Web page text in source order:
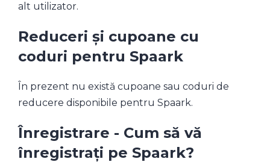
alt utilizator.
Reduceri și cupoane cu
coduri pentru Spaark
În prezent nu există cupoane sau coduri de
reducere disponibile pentru Spaark.
Înregistrare - Cum să vă
înregistrați pe Spaark?